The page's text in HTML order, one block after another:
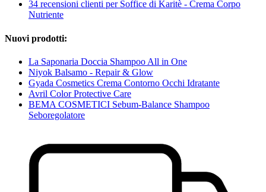
34 recensioni clienti per Soffice di Karitè - Crema Corpo
Nutriente
Nuovi prodotti:
La Saponaria Doccia Shampoo All in One
Niyok Balsamo - Repair & Glow
Gyada Cosmetics Crema Contorno Occhi Idratante
Avril Color Protective Care
BEMA COSMETICI Sebum-Balance Shampoo
Seboregolatore